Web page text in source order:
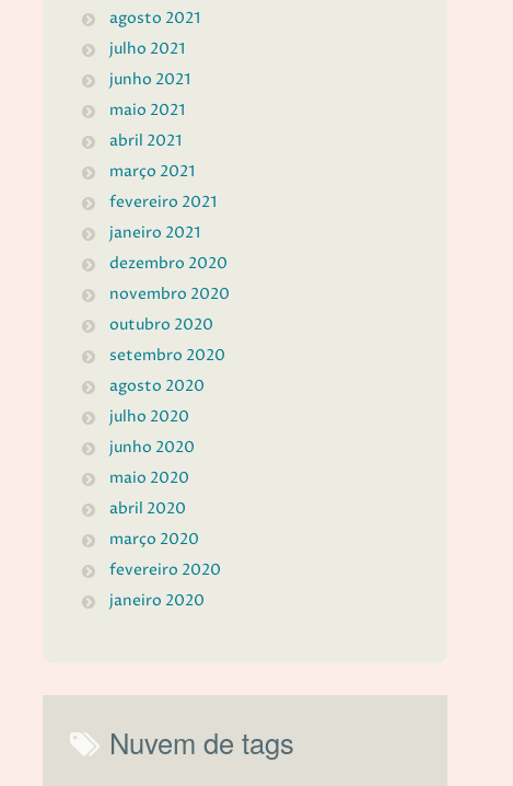
agosto 2021
julho 2021
junho 2021
maio 2021
abril 2021
março 2021
fevereiro 2021
janeiro 2021
dezembro 2020
novembro 2020
outubro 2020
setembro 2020
agosto 2020
julho 2020
junho 2020
maio 2020
abril 2020
março 2020
fevereiro 2020
janeiro 2020
Nuvem de tags